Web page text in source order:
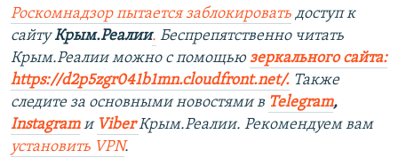
Роскомнадзор пытается заблокировать доступ к
сайтуКрым.Реалии. Беспрепятственно читать
Крым.Реалии можно с помощью зеркального сайта:
https://d2p5zgr041b1mn.cloudfront.net/. Также
следите за основными новостями в Telegram,
Instagram и ViberКрым.Реалии. Рекомендуем вам
установить VPN.